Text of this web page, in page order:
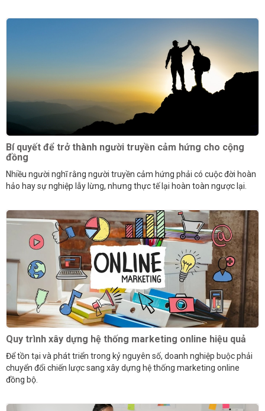
Bí quyết để trở thành người truyền cảm hứng cho cộng
đồng
Nhiều người nghĩ rằng người truyền cảm hứng phải có cuộc đời hoàn
hảo hay sự nghiệp lẫy lừng, nhưng thực tế lại hoàn toàn ngược lại.
Quy trình xây dựng hệ thống marketing online hiệu quả
Để tồn tại và phát triển trong kỷ nguyên số, doanh nghiệp buộc phải
chuyển đổi chiến lược sang xây dựng hệ thống marketing online
đồng bộ.